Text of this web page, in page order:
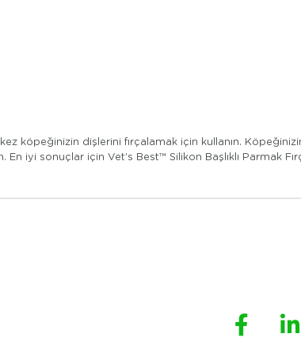
köpeğinizin dişlerini fırçalamak için kullanın.
sonuçlar için Vet’s Best™ Silikon Başlıklı Parmak